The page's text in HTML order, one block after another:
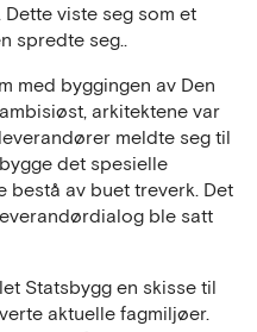
viste seg som et
spredte seg..
med byggingen av Den
arkitektene var
meldte seg til
det spesielle
bestå av buet treverk. Det
ble satt
Statsbygg en skisse til
aktuelle fagmiljøer.